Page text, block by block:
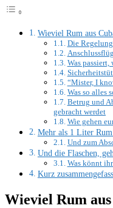
Wieviel Rum aus
Die
Was
“Mister, I
Was so alles
Betrug und
gebracht werdet
Wie gehen
Mehr als 1 Liter
Und zum
Und die Flaschen,
Was könnt
Kurz
Wieviel Rum